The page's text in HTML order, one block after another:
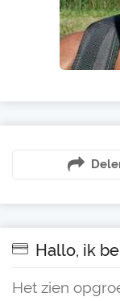
Hallo, ik
Het zien